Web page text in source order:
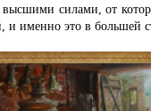
силами, от
и именно это в большей